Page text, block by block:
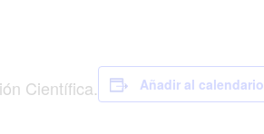
Científica.
Añadir al calendario